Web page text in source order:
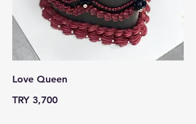
Love Queen
TRY 3,700